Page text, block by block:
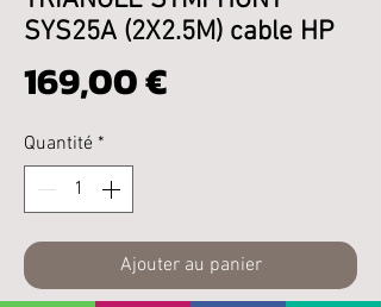
SYS25A (2X2.5M) cable HP
169,00 €Prix
Quantité *
Ajouter au panier